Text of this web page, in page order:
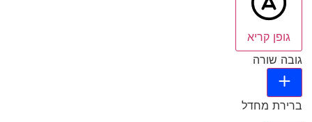
גופן קריא
גובה שורה
ברירת מחדל